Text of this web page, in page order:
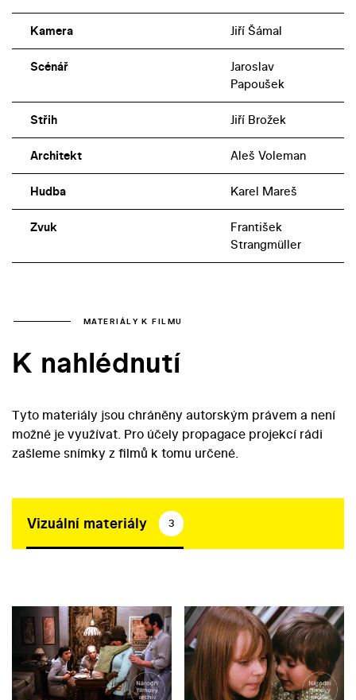
Kamera Jiří Šámal
Scénář
Jaroslav
Papoušek
Střih Jiří Brožek
Architekt Aleš Voleman
Hudba Karel Mareš
Zvuk
František
Strangmüller
MATERIÁLY K FILMU
K nahlédnutí
Tyto materiály jsou chráněny autorským právem a není
možné je využívat. Pro účely propagace projekcí rádi
zašleme snímky z filmů k tomu určené.
Vizuální materiály 3